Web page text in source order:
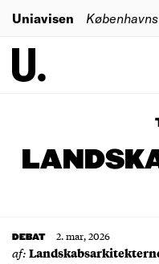
Uniavisen
DEBAT 2. mar, 2026
af: